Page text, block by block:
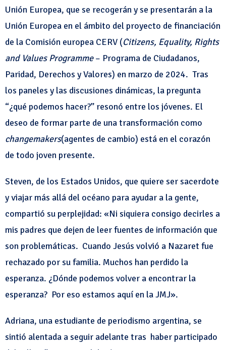
Unión Europea, que se recogerán y se presentarán a la
Unión Europea en el ámbito del proyecto de financiación
de la Comisión europea CERV (Citizens, Equality, Rights
and Values Programme– Programa de Ciudadanos,
Paridad, Derechos y Valores) en marzo de 2024. Tras
los paneles y las discusiones dinámicas, la pregunta
“¿qué podemos hacer?” resonó entre los jóvenes. El
deseo de formar parte de una transformación como
changemakers(agentes de cambio) está en el corazón
de todo joven presente.
Steven, de los Estados Unidos, que quiere ser sacerdote
y viajar más allá del océano para ayudar a la gente,
compartió su perplejidad: «Ni siquiera consigo decirles a
mis padres que dejen de leer fuentes de información que
son problemáticas. Cuando Jesús volvió a Nazaret fue
rechazado por su familia. Muchos han perdido la
esperanza. ¿Dónde podemos volver a encontrar la
esperanza? Por eso estamos aquí en la JMJ».
Adriana, una estudiante de periodismo argentina, se
sintió alentada a seguir adelante tras haber participado